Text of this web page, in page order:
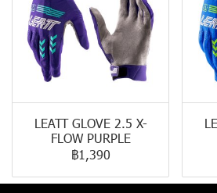
LEATT GLOVE 2.5 X-
FLOW PURPLE
฿1,390